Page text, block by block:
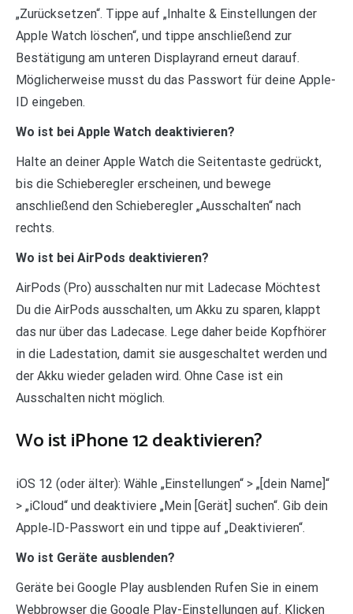
„Zurücksetzen“. Tippe auf „Inhalte & Einstellungen der
Apple Watch löschen“, und tippe anschließend zur
Bestätigung am unteren Displayrand erneut darauf.
Möglicherweise musst du das Passwort für deine Apple-
ID eingeben.
Wo ist bei Apple Watch deaktivieren?
Halte an deiner Apple Watch die Seitentaste gedrückt,
bis die Schieberegler erscheinen, und bewege
anschließend den Schieberegler „Ausschalten“ nach
rechts.
Wo ist bei AirPods deaktivieren?
AirPods (Pro) ausschalten nur mit Ladecase Möchtest
Du die AirPods ausschalten, um Akku zu sparen, klappt
das nur über das Ladecase. Lege daher beide Kopfhörer
in die Ladestation, damit sie ausgeschaltet werden und
der Akku wieder geladen wird. Ohne Case ist ein
Ausschalten nicht möglich.
Wo ist iPhone 12 deaktivieren?
iOS 12 (oder älter): Wähle „Einstellungen“ > „[dein Name]“
> „iCloud“ und deaktiviere „Mein [Gerät] suchen“. Gib dein
Apple‑ID-Passwort ein und tippe auf „Deaktivieren“.
Wo ist Geräte ausblenden?
Geräte bei Google Play ausblenden Rufen Sie in einem
Webbrowser die Google Play-Einstellungen auf. Klicken